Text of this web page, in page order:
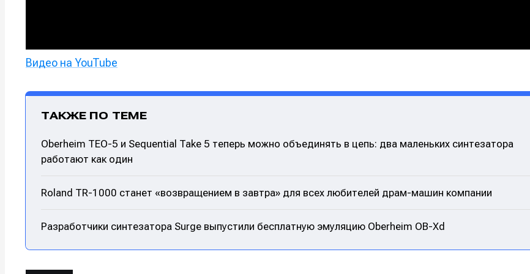
Видео на YouTube
ТАКЖЕ ПО ТЕМЕ
Oberheim TEO-5 и Sequential Take 5 теперь можно объединять в цепь: два маленьких синтезатора
работают как один
Roland TR-1000 станет «возвращением в завтра» для всех любителей драм-машин компании
Разработчики синтезатора Surge выпустили бесплатную эмуляцию Oberheim OB-Xd